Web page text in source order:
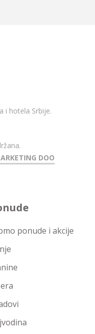
i hotela Srbije.
DOO
ponude i akcije